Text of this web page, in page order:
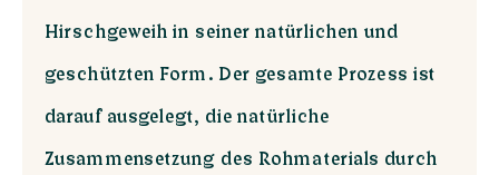
Hirschgeweih in seiner natürlichen und
geschützten Form. Der gesamte Prozess ist
darauf ausgelegt, die natürliche
Zusammensetzung des Rohmaterials durch